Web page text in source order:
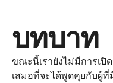
บทบาท
ขณะนี้เรายังไม่มีการเปิ
เสมอที่จะได้พูดคุยกับผู้ที่